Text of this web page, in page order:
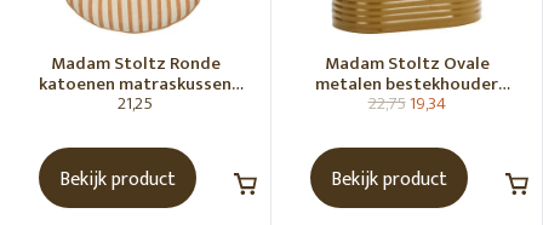
Madam Stoltz Ronde
katoenen matraskussen
Gebroken wit, donkere
21,25
Bekijk product
Madam Stoltz Ovale
metalen bestekhouder
Tapenade
22,7519,34
Bekijk product